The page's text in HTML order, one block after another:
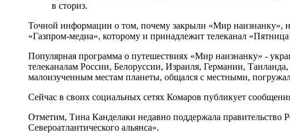
в сториз.
Точной информации о том, почему закрыли «Мир наизнанку»,
«Газпром-медиа», которому и принадлежит телеканал
Популярная программа о путешествиях «Мир наизнанку» -
телеканалам России, Белоруссии, Израиля, Германии,
малоизученным местам планеты, общался с местными,
Сейчас в своих социальных сетях Комаров публикует
Отметим, Тина Канделаки недавно поддержала правительство
Североатлантического альянса».